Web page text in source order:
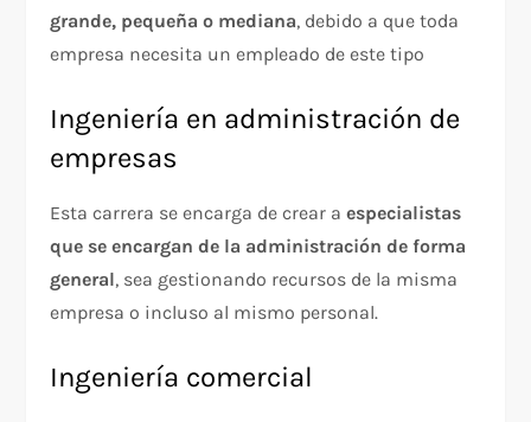
grande, pequeña o mediana, debido a que toda
empresa necesita un empleado de este tipo
Ingeniería en administración de
empresas
Esta carrera se encarga de crear aespecialistas
que se encargan de la administración de forma
general, sea gestionando recursos de la misma
empresa o incluso al mismo personal.
Ingeniería comercial